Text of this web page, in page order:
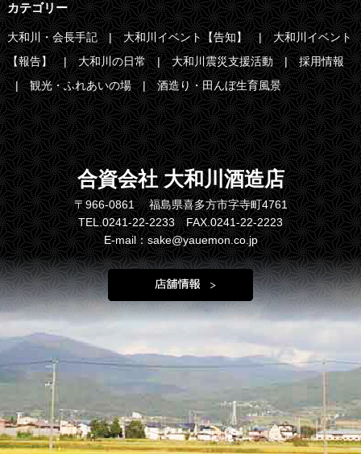
カテゴリー
大和川・会長手記 大和川イベント【告知】
大和川イベント
【報告】
大和川の日常 大和川震災支援活動
採用情報
観光・ふれあいの場
酒造り・田んぼ生育風景
合資会社 大和川酒造店
〒966-0861 福島県喜多方市字寺町4761
TEL.0241-22-2233 FAX.0241-22-2223
E-mail：sake@yauemon.co.jp